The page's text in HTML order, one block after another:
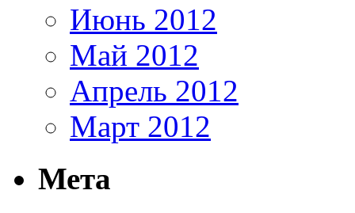
Июнь 2012
Май 2012
Апрель 2012
Март 2012
Мета